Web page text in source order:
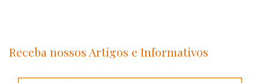
Receba nossos Artigos e Informativos